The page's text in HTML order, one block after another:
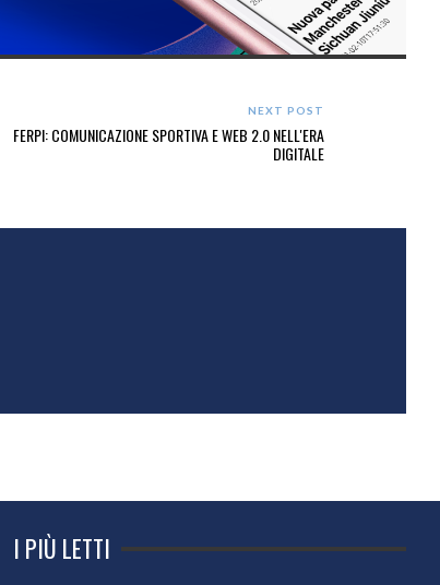
NEXT POST
FERPI: COMUNICAZIONE SPORTIVA E WEB 2.0 NELL'ERA
DIGITALE
I PIÙ LETTI